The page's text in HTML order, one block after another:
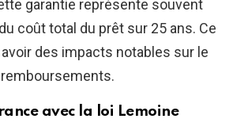
garantie représente souvent
coût total du prêt sur 25 ans. Ce
des impacts notables sur le
avec la loi Lemoine